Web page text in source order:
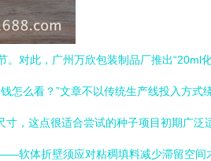
对此，广州万欣包装制品厂推出“20ml
怎么看？”文章不以传统生产线投入方
，这点很适合尝试的种子项目初期广泛
软体折壁须应对粘稠填料减少滞留空间